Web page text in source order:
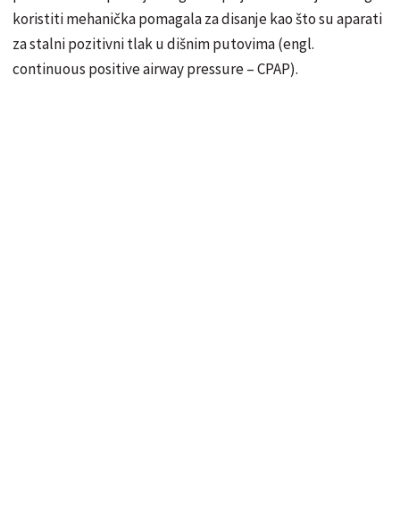
koristiti mehanička pomagala za disanje kao što su aparati
za stalni pozitivni tlak u dišnim putovima (engl.
continuous positive airway pressure – CPAP).